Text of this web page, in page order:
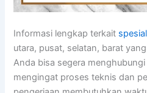
Informasi lengkap terkait
utara, pusat, selatan, barat
Anda bisa segera
mengingat proses teknis dan